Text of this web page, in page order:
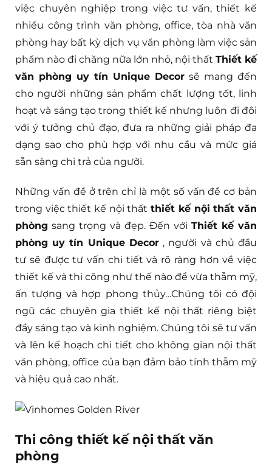
việc chuyên nghiệp trong việc tư vấn, thiết kế
nhiều công trình văn phòng, office, tòa nhà văn
phòng hay bất kỳ dịch vụ văn phòng làm việc sản
phẩm nào đi chăng nữa lớn nhỏ, nội thất Thiết kế
văn phòng uy tín Unique Decor sẽ mang đến
cho người những sản phẩm chất lượng tốt, linh
hoạt và sáng tạo trong thiết kế nhưng luôn đi đôi
với ý tưởng chủ đạo, đưa ra những giải pháp đa
dạng sao cho phù hợp với nhu cầu và mức giá
sẵn sàng chi trả của người.
Những vấn đề ở trên chỉ là một số vấn đề cơ bản
trong việc thiết kế nội thấtthiết kế nội thất văn
phòng sang trọng và đẹp. Đến với Thiết kế văn
phòng uy tín Unique Decor, người và chủ đầu
tư sẽ được tư vấn chi tiết và rõ ràng hơn về việc
thiết kế và thi công như thế nào để vừa thẫm mỹ,
ấn tượng và hợp phong thủy…Chúng tôi có đội
ngũ các chuyên gia thiết kế nội thất riêng biệt
đầy sáng tạo và kinh nghiệm. Chúng tôi sẽ tư vấn
và lên kế hoạch chi tiết cho không gian nội thất
văn phòng, office của bạn đảm bảo tính thẫm mỹ
và hiệu quả cao nhất.
Thi công thiết kế nội thất văn
phòng